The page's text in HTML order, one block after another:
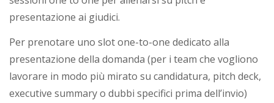
presentazione ai giudici.
Per prenotare uno slot one-to-one dedicato alla
presentazione della domanda (per i team che vogliono
lavorare in modo più mirato su candidatura, pitch deck,
executive summary o dubbi specifici prima dell’invio)